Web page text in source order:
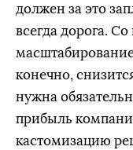
должен за это
всегда дорога.
конечно,
нужна
прибыль
кастомизацию